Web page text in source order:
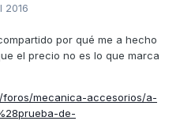
2016
por qué me a hecho
el precio no es lo que marca
mecanica-accesorios/a-
de-